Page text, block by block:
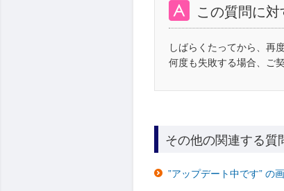
この質問に
しばらくたってから、再
何度も失敗する場合、ご
その他の関連する質
”アップデート中です” の